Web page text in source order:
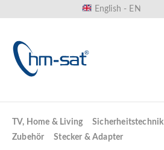
English - EN
TV, Home & Living Sicherheitstechnik
Zubehör
Stecker & Adapter